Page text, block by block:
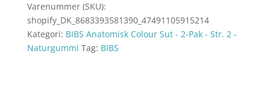
Varenummer (SKU):
shopify_DK_8683393581390_47491105915214
Kategori: BIBS Anatomisk Colour Sut - 2-Pak - Str. 2 -
Naturgummi Tag: BIBS